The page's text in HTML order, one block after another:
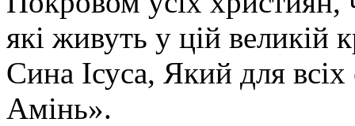
які живуть у цій великій
Сина Ісуса, Який для
Амінь».